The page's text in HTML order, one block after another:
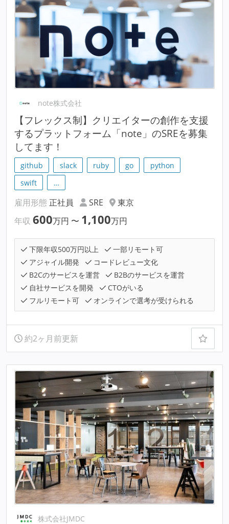
note株式会社
【フレックス制】クリエイターの創作を支援
するプラットフォーム「note」のSREを募集
してます！
github slack ruby go
python
swift
…
雇用形態 正社員 SRE
東京
年収 600万円 〜 1,100万円
下限年収500万円以上
一部リモート可
アジャイル開発
コードレビュー文化
B2Cのサービスを運営
B2Bのサービスを運営
自社サービスを開発
CTOがいる
フルリモート可
オンラインで選考が受けられる
約2ヶ月前更新
株式会社JMDC